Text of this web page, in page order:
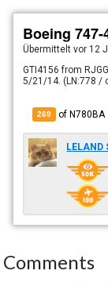
Boeing 747-
Übermitteltvor 12
GTI4156 from
5/21/14. (LN:778 /
269 of N780BA
LELAND
Comments